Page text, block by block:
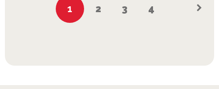
U
1 Pagina
2 Pagina
3 Pagina
4